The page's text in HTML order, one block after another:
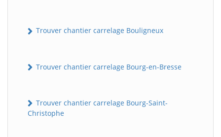
Trouver chantier carrelage Bouligneux
Trouver chantier carrelage Bourg-en-Bresse
Trouver chantier carrelage Bourg-Saint-
Christophe